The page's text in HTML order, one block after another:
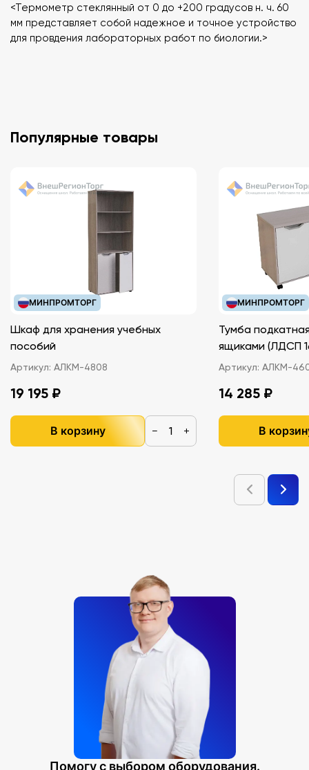
<Термометр стеклянный от 0 до +200 градусов н. ч. 60
мм представляет собой надежное и точное устройство
для провдения лабораторных работ по биологии.>
Популярные товары
МИНПРОМТОРГ
Шкаф для хранения учебных
пособий
Артикул: АЛКМ-4808
19 195 ₽
В корзину − +
МИНПРОМТОРГ
Тумба
ящиками
Артикул: АЛКМ-
14 285 ₽
В
Помогу с выбором оборудования.